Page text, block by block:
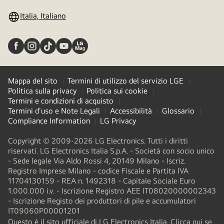
Italia, Italiano
Mappa del sito
Termini di utilizzo del servizio LGE
Politica sulla privacy
Politica sui cookie
Termini e condizioni di acquisto
Termini d'uso e Note Legali
Accessibilità
Glossario
Compliance Information
LG Privacy
Copyright © 2009-2026 LG Electronics. Tutti i diritti
riservati. LG Electronics Italia S.p.A. - Società con socio unico
- Sede legale Via Aldo Rossi 4, 20149 Milano - Iscriz.
Registro Imprese Milano - codice Fiscale e Partita IVA
11704130159 - REA n. 1492318 - Capitale Sociale Euro
1.000.000 i.v. - Iscrizione Registro AEE IT08020000002343​
- Iscrizione Registo dei produttori di pile e accumulatori
IT09060P00001201
Questo è il sito ufficiale di LG Electronics Italia. Clicca qui se